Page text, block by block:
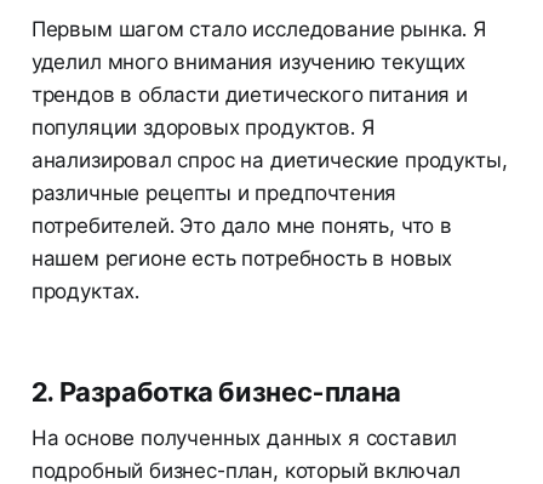
Первым шагом стало исследование рынка. Я
уделил много внимания изучению текущих
трендов в области диетического питания и
популяции здоровых продуктов. Я
анализировал спрос на диетические продукты,
различные рецепты и предпочтения
потребителей. Это дало мне понять, что в
нашем регионе есть потребность в новых
продуктах.
2. Разработка бизнес-плана
На основе полученных данных я составил
подробный бизнес-план, который включал